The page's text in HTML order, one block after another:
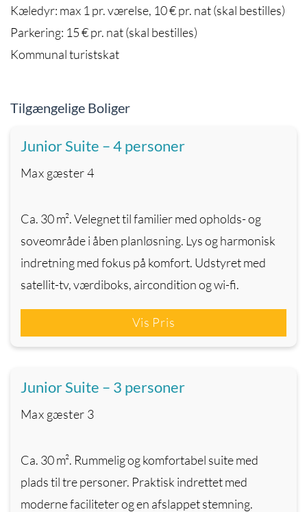
Kæledyr: max 1 pr. værelse, 10 € pr. nat (skal bestilles)
Parkering: 15 € pr. nat (skal bestilles)
Kommunal turistskat
Tilgængelige Boliger
Junior Suite – 4 personer
Max gæster4
Ca. 30 m². Velegnet til familier med opholds- og
soveområde i åben planløsning. Lys og harmonisk
indretning med fokus på komfort. Udstyret med
satellit-tv, værdiboks, aircondition og wi-fi.
Vis Pris
Junior Suite – 3 personer
Max gæster 3
Ca. 30 m². Rummelig og komfortabel suite med
plads til tre personer. Praktisk indrettet med
moderne faciliteter og en afslappet stemning.